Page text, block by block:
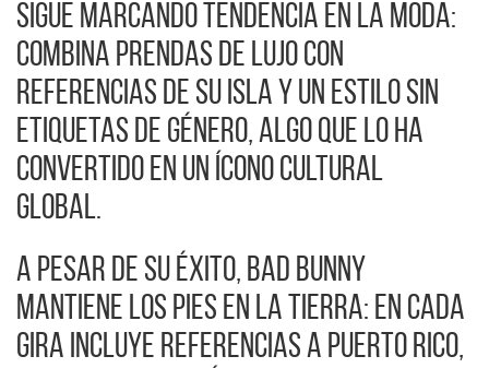
sigue marcando tendencia en la moda:
combina prendas de lujo con
referencias de su isla y un estilo sin
etiquetas de género, algo que lo ha
convertido en un ícono cultural
global.
A pesar de su éxito, Bad Bunny
mantiene los pies en la tierra: en cada
gira incluye referencias a Puerto Rico,